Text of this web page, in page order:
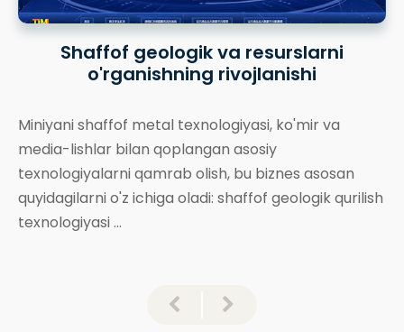
Shaffof geologik va resurslarni
o'rganishning rivojlanishi
Miniyani shaffof metal texnologiyasi, ko'mir va
media-lishlar bilan qoplangan asosiy
texnologiyalarni qamrab olish, bu biznes asosan
quyidagilarni o'z ichiga oladi: shaffof geologik qurilish
texnologiyasi ...